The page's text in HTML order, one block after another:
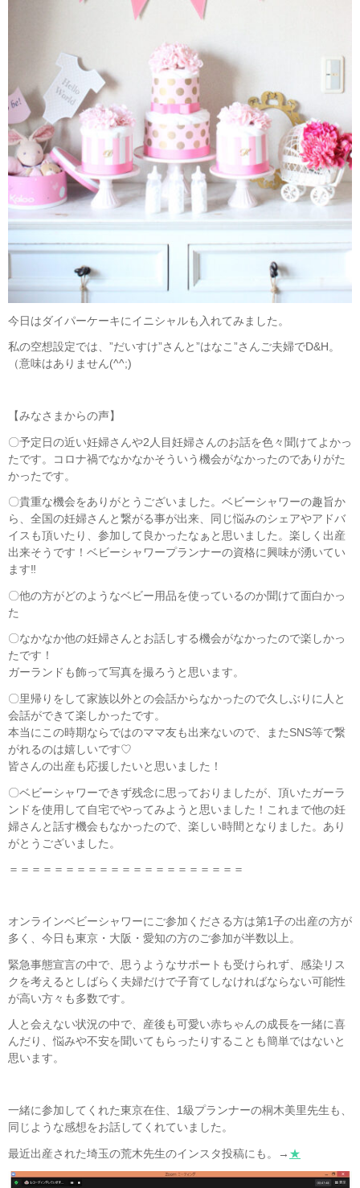
今日はダイパーケーキにイニシャルも入れてみました。
私の空想設定では、”だいすけ”さんと”はなこ”さんご夫婦でD&H。
（意味はありません(^^;)
【みなさまからの声】
〇予定日の近い妊婦さんや2人目妊婦さんのお話を色々聞けてよかっ
たです。コロナ禍でなかなかそういう機会がなかったのでありがた
かったです。
〇貴重な機会をありがとうございました。ベビーシャワーの趣旨か
ら、全国の妊婦さんと繋がる事が出来、同じ悩みのシェアやアドバ
イスも頂いたり、参加して良かったなぁと思いました。楽しく出産
出来そうです！ベビーシャワープランナーの資格に興味が湧いてい
ます‼︎
〇他の方がどのようなベビー用品を使っているのか聞けて面白かっ
た
〇なかなか他の妊婦さんとお話しする機会がなかったので楽しかっ
たです！
ガーランドも飾って写真を撮ろうと思います。
〇里帰りをして家族以外との会話からなかったので久しぶりに人と
会話ができて楽しかったです。
本当にこの時期ならではのママ友も出来ないので、またSNS等で繋
がれるのは嬉しいです♡
皆さんの出産も応援したいと思いました！
〇ベビーシャワーできず残念に思っておりましたが、頂いたガーラ
ンドを使用して自宅でやってみようと思いました！これまで他の妊
婦さんと話す機会もなかったので、楽しい時間となりました。あり
がとうございました。
＝＝＝＝＝＝＝＝＝＝＝＝＝＝＝＝＝＝＝＝＝
オンラインベビーシャワーにご参加くださる方は第1子の出産の方が
多く、今日も東京・大阪・愛知の方のご参加が半数以上。
緊急事態宣言の中で、思うようなサポートも受けられず、感染リス
クを考えるとしばらく夫婦だけで子育てしなければならない可能性
が高い方々も多数です。
人と会えない状況の中で、産後も可愛い赤ちゃんの成長を一緒に喜
んだり、悩みや不安を聞いてもらったりすることも簡単ではないと
思います。
一緒に参加してくれた東京在住、1級プランナーの桐木美里先生も、
同じような感想をお話してくれていました。
最近出産された埼玉の荒木先生のインスタ投稿にも。→ ★